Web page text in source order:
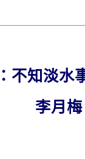
不知淡水
李月梅